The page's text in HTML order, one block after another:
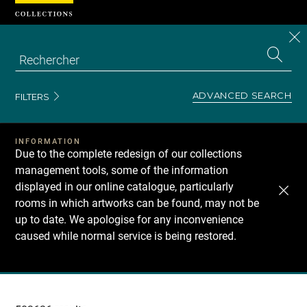
FILTERS ADVANCED SEARCH
INFORMATION
Due to the complete redesign of our collections
management tools, some of the information
displayed in our online catalogue, particularly
rooms in which artworks can be found, may not be
up to date. We apologise for any inconvenience
caused while normal service is being restored.
Recherche
Cookies management panel